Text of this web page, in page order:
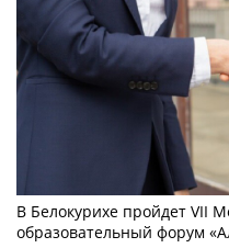
В Белокурихе пройдет VII
образовательный форум